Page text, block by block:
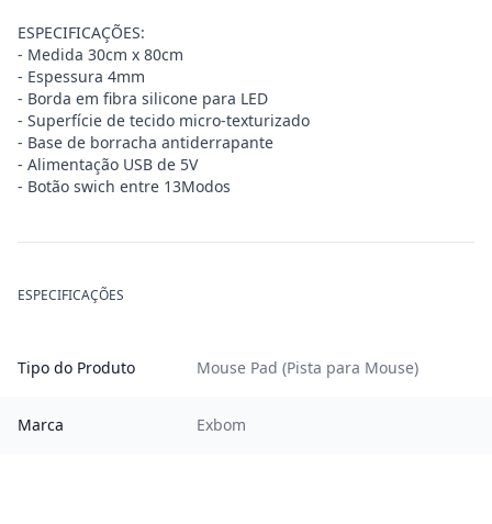
ESPECIFICAÇÕES:
- Medida 30cm x 80cm
- Espessura 4mm
- Borda em fibra silicone para LED
- Superfície de tecido micro-texturizado
- Base de borracha antiderrapante
- Alimentação USB de 5V
- Botão swich entre 13Modos
ESPECIFICAÇÕES
Tipo do Produto Mouse Pad (Pista para Mouse)
Marca Exbom